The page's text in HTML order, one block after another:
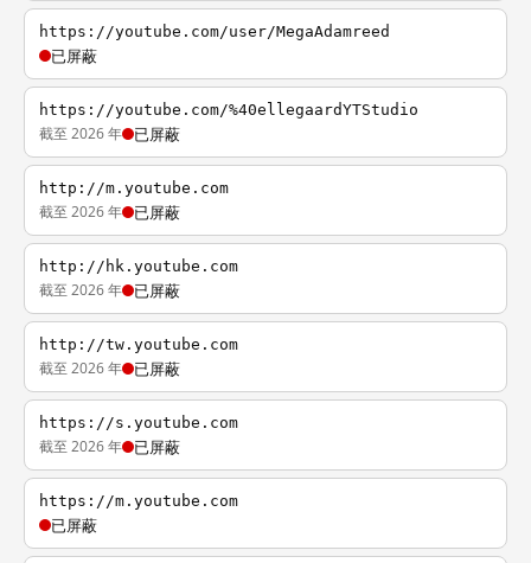
https://youtube.com/user/MegaAdamreed
已屏蔽
https://youtube.com/%40ellegaardYTStudio
截至 2026 年 已屏蔽
http://m.youtube.com
截至 2026 年 已屏蔽
http://hk.youtube.com
截至 2026 年 已屏蔽
http://tw.youtube.com
截至 2026 年 已屏蔽
https://s.youtube.com
截至 2026 年 已屏蔽
https://m.youtube.com
已屏蔽